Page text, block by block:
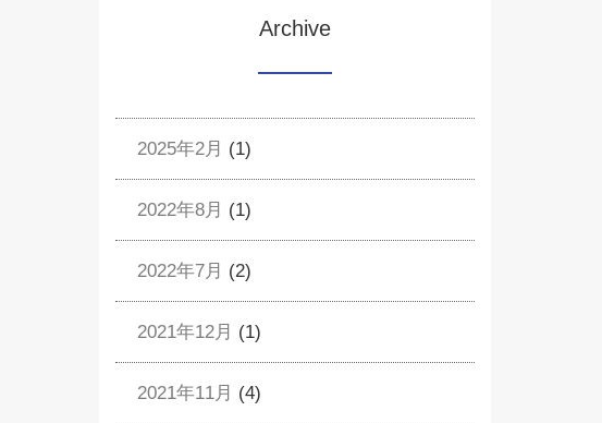
Archive
2025年2月 (1)
2022年8月 (1)
2022年7月 (2)
2021年12月 (1)
2021年11月 (4)